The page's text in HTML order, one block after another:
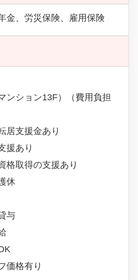
金、労災保険、雇用保険
ンション13F）（費用負担
居支援金あり
援あり
格取得の支援あり
休
与
価格有り